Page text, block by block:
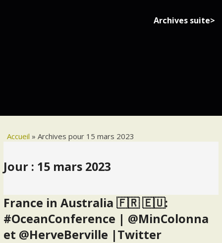
Archives suite>
Accueil »Archives pour 15 mars 2023
Jour : 15 mars 2023
France in Australia 🇫🇷 🇪🇺:
#OceanConference | @MinColonna
et @HerveBerville |Twitter